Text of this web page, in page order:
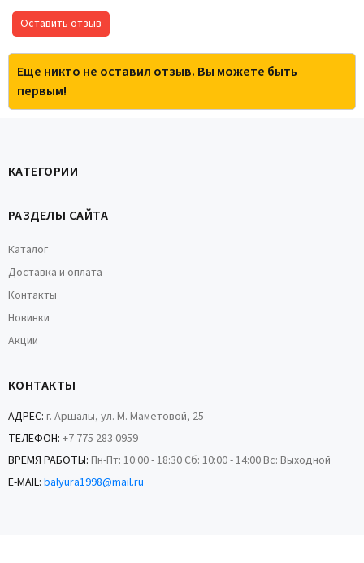
Оставить отзыв
Еще никто не оставил отзыв. Вы можете быть
первым!
КАТЕГОРИИ
РАЗДЕЛЫ САЙТА
Каталог
Доставка и оплата
Контакты
Новинки
Акции
КОНТАКТЫ
АДРЕС: г. Аршалы, ул. М. Маметовой, 25
ТЕЛЕФОН: +7 775 283 0959
ВРЕМЯ РАБОТЫ: Пн-Пт: 10:00 - 18:30 Сб: 10:00 - 14:00 Вс: Выходной
E-MAIL: balyura1998@mail.ru